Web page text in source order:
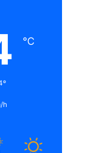
℃
h